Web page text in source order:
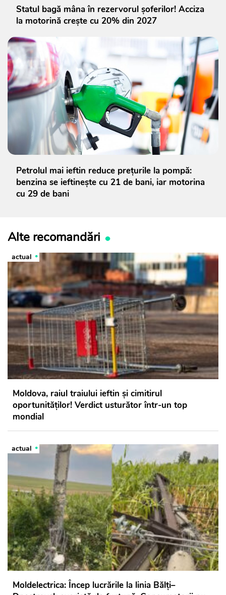
Statul bagă mâna în rezervorul șoferilor! Acciza
la motorină crește cu 20% din 2027
Petrolul mai ieftin reduce prețurile la pompă:
benzina se ieftinește cu 21 de bani, iar motorina
cu 29 de bani
Alte recomandări
actual
Moldova, raiul traiului ieftin și cimitirul
oportunităților! Verdict usturător într-un top
mondial
actual
Moldelectrica: Încep lucrările la linia Bălți–